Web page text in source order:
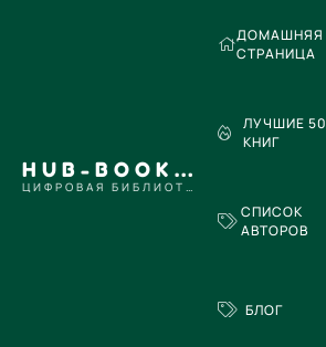
HUB-BOOKS.COM
ЦИФРОВАЯ БИБЛИОТЕКА
ДОМАШНЯЯ
СТРАНИЦА
ЛУЧШИЕ 50
КНИГ
СПИСОК
АВТОРОВ
БЛОГ